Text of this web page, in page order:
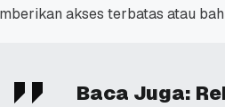
akses terbatas atau
Baca Juga: